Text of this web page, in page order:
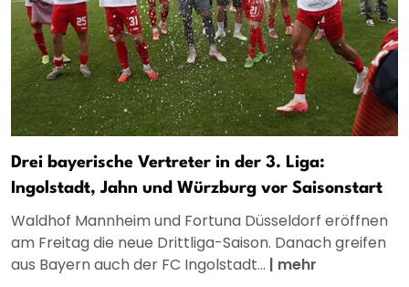
Drei bayerische Vertreter in der 3. Liga:
Ingolstadt, Jahn und Würzburg vor Saisonstart
Waldhof Mannheim und Fortuna Düsseldorf eröffnen
am Freitag die neue Drittliga-Saison. Danach greifen
aus Bayern auch der FC Ingolstadt... | mehr